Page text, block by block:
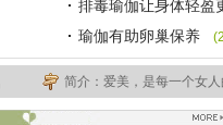
排毒瑜伽让身体轻盈
瑜伽有助卵巢保养
简介：爱美，是每一个女